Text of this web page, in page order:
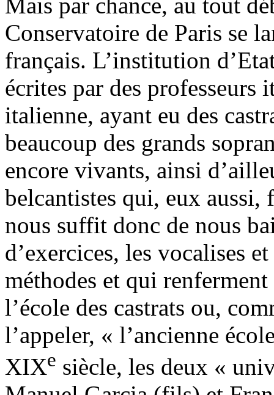
Conservatoire de Paris se
français. L’institution
écrites par des
italienne, ayant eu des
beaucoup des grands
encore vivants, ainsi
belcantistes qui, eux aussi,
nous suffit donc de nous
d’exercices, les vocalises
méthodes et qui
l’école des castrats ou,
l’appeler, « l’ancienne
XIXe siècle, les deux «